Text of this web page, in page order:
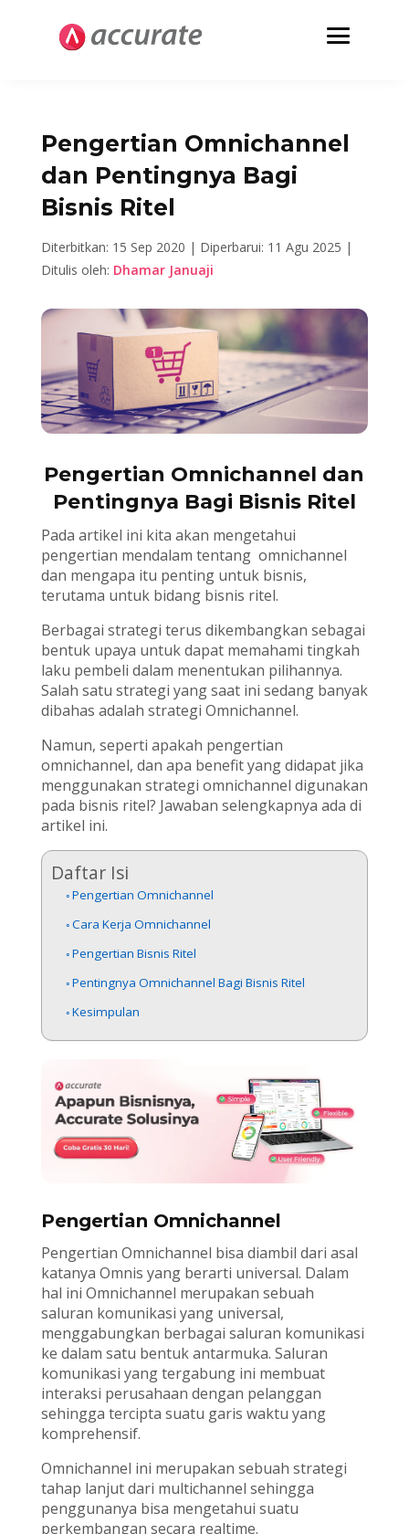
Pengertian Omnichannel
dan Pentingnya Bagi
Bisnis Ritel
Diterbitkan: 15 Sep 2020 | Diperbarui: 11 Agu 2025 |
Ditulis oleh: Dhamar Januaji
Pengertian Omnichannel dan
Pentingnya Bagi Bisnis Ritel
Pada artikel ini kita akan mengetahui
pengertian mendalam tentang omnichannel
dan mengapa itu penting untuk bisnis,
terutama untuk bidang bisnis ritel.
Berbagai strategi terus dikembangkan sebagai
bentuk upaya untuk dapat memahami tingkah
laku pembeli dalam menentukan pilihannya.
Salah satu strategi yang saat ini sedang banyak
dibahas adalah strategi Omnichannel.
Namun, seperti apakah pengertian
omnichannel, dan apa benefit yang didapat jika
menggunakan strategi omnichannel digunakan
pada bisnis ritel? Jawaban selengkapnya ada di
artikel ini.
Daftar Isi
Pengertian Omnichannel
Cara Kerja Omnichannel
Pengertian Bisnis Ritel
Pentingnya Omnichannel Bagi Bisnis Ritel
Kesimpulan
Pengertian Omnichannel
Pengertian Omnichannel bisa diambil dari asal
katanya Omnis yang berarti universal. Dalam
hal ini Omnichannel merupakan sebuah
saluran komunikasi yang universal,
menggabungkan berbagai saluran komunikasi
ke dalam satu bentuk antarmuka. Saluran
komunikasi yang tergabung ini membuat
interaksi perusahaan dengan pelanggan
sehingga tercipta suatu garis waktu yang
komprehensif.
Omnichannel ini merupakan sebuah strategi
tahap lanjut dari multichannel sehingga
penggunanya bisa mengetahui suatu
perkembangan secara realtime.